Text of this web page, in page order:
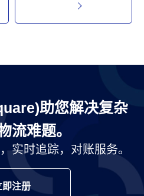
助您解决复杂
流难题。
实时追踪，对账服务。
即注册